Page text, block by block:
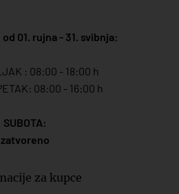
01. rujna - 31. svibnja:
: 08:00 - 18:00 h
08:00 - 16:00 h
SUBOTA:
zatvoreno
za kupce